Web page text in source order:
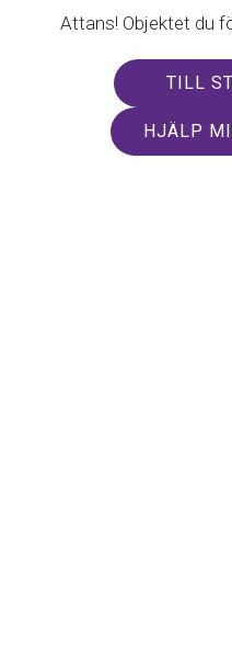
Attans! Objektet du
TILL
HJÄLP